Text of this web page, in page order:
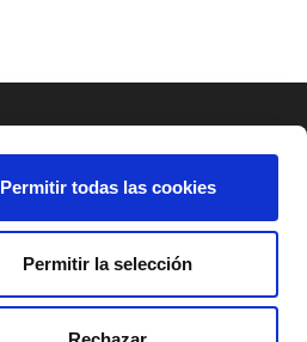
Permitir todas las cookies
Permitir la selección